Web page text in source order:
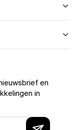
en
in